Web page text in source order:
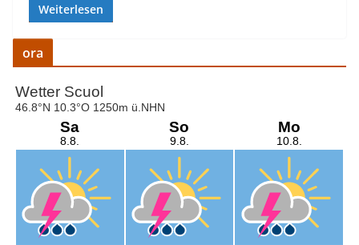
Weiterlesen
ora